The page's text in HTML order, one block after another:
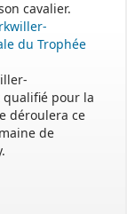
matin.
rendez-vous.
cavalier.
du Trophée
qualifié pour la
déroulera ce
de